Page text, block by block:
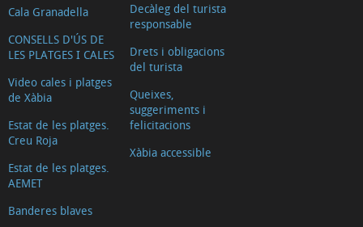
Cala Granadella
CONSELLS D'ÚS DE
LES PLATGES I CALES
Video cales i platges
de Xàbia
Estat de les platges.
Creu Roja
Estat de les platges.
AEMET
Banderes blaves
Decàleg del turista
responsable
Drets i obligacions
del turista
Queixes,
suggeriments i
felicitacions
Xàbia accessible